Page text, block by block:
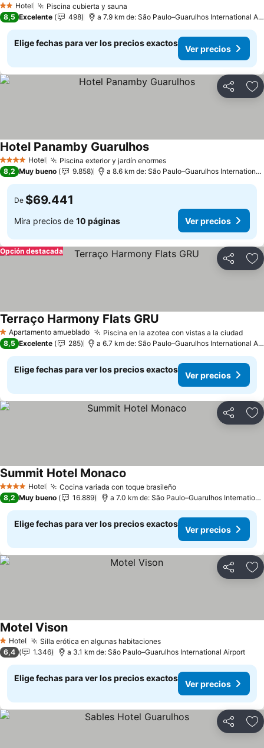
2 Estrellas
Hotel Piscina cubierta y sauna
8,5 Excelente 498 a 7.9 km de: São Paulo–Guarulhos International Airport
Elige fechas para ver los precios exactos
Ver precios
Compartir
4 EstrellasHotel Piscina exterior y jardín enormes
Hotel Panamby Guarulhos
8,2 Muy bueno 9.858 a 8.6 km de: São Paulo–Guarulhos International Airport
De $69.441
Mira precios de 10 páginas Ver precios
Compartir
Opción destacada
1 Estrellas
Apartamento amueblado Piscina en la azotea con vistas a la ciudad
Terraço Harmony Flats GRU
8,5 Excelente 285 a 6.7 km de: São Paulo–Guarulhos International Airport
Elige fechas para ver los precios exactos
Ver precios
Compartir
4 EstrellasHotel Cocina variada con toque brasileño
Summit Hotel Monaco
8,2 Muy bueno 16.889 a 7.0 km de: São Paulo–Guarulhos International Airport
Elige fechas para ver los precios exactos
Ver precios
Compartir
1 Estrellas
Hotel Silla erótica en algunas habitaciones
Motel Vison
6,4 1.346 a 3.1 km de: São Paulo–Guarulhos International Airport
Elige fechas para ver los precios exactos
Ver precios
Compartir